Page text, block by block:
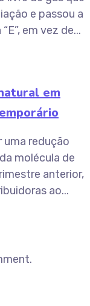
e passou a
em vez de...
em
redução
molécula de
anterior,
ao...